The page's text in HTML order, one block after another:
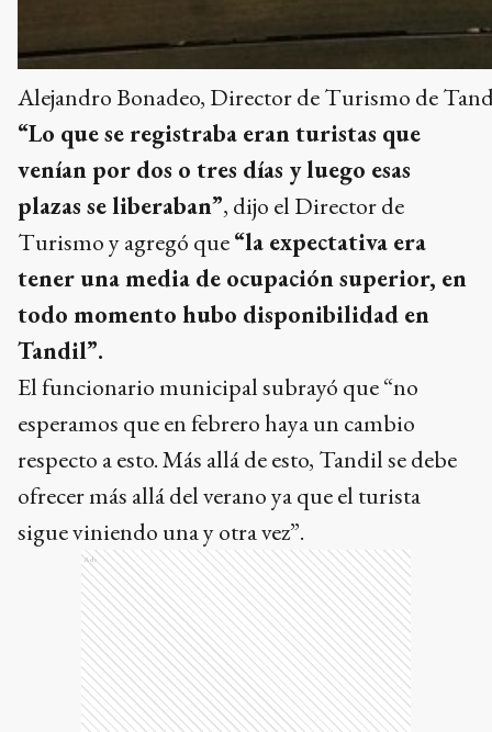
Alejandro Bonadeo, Director de Turismo de
“Lo que se registraba eran turistas que
venían por dos o tres días y luego esas
plazas se liberaban”, dijo el Director de
Turismo y agregó que“la expectativa era
tener una media de ocupación superior, en
todo momento hubo disponibilidad en
Tandil”.
El funcionario municipal subrayó que “no
esperamos que en febrero haya un cambio
respecto a esto. Más allá de esto, Tandil se debe
ofrecer más allá del verano ya que el turista
sigue viniendo una y otra vez”.
Ads